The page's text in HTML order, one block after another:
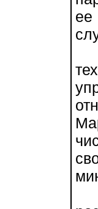
ее
В